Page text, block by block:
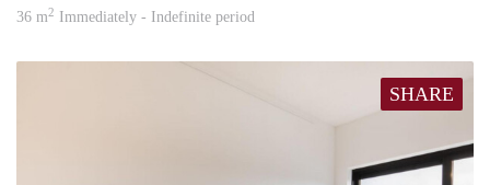
36 m2 Immediately - Indefinite period
SHARE